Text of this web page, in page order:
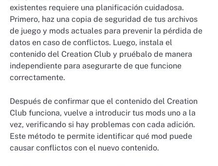
existentes requiere una planificación cuidadosa.
Primero, haz una copia de seguridad de tus archivos
de juego y mods actuales para prevenir la pérdida de
datos en caso de conflictos. Luego, instala el
contenido del Creation Club y pruébalo de manera
independiente para asegurarte de que funcione
correctamente.
Después de confirmar que el contenido del Creation
Club funciona, vuelve a introducir tus mods uno a la
vez, verificando si hay problemas con cada adición.
Este método te permite identificar qué mod puede
causar conflictos con el nuevo contenido.